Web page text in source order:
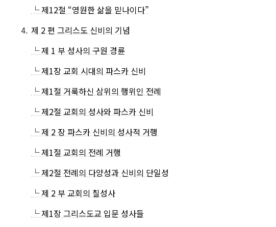
└ 제12절 “영원한 삶을 믿나이다”
4. 제 2 편 그리스도 신비의 기념
└ 제 1 부 성사의 구원 경륜
└ 제1장 교회 시대의 파스카 신비
└ 제1절 거룩하신 삼위의 행위인 전례
└ 제2절 교회의 성사와 파스카 신비
└ 제 2 장 파스카 신비의 성사적 거행
└ 제1절 교회의 전례 거행
└ 제2절 전례의 다양성과 신비의 단일성
└ 제 2 부 교회의 칠성사
└ 제1장 그리스도교 입문 성사들